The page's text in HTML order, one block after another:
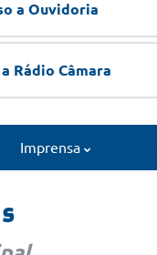
a Ouvidoria
Rádio Câmara
Imprensa